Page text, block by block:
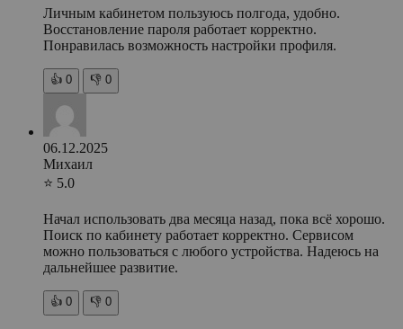
Личным кабинетом пользуюсь полгода, удобно.
Восстановление пароля работает корректно.
Понравилась возможность настройки профиля.
👍 0 👎 0
06.12.2025
Михаил
⭐ 5.0
Начал использовать два месяца назад, пока всё хорошо.
Поиск по кабинету работает корректно. Сервисом
можно пользоваться с любого устройства. Надеюсь на
дальнейшее развитие.
👍 0 👎 0